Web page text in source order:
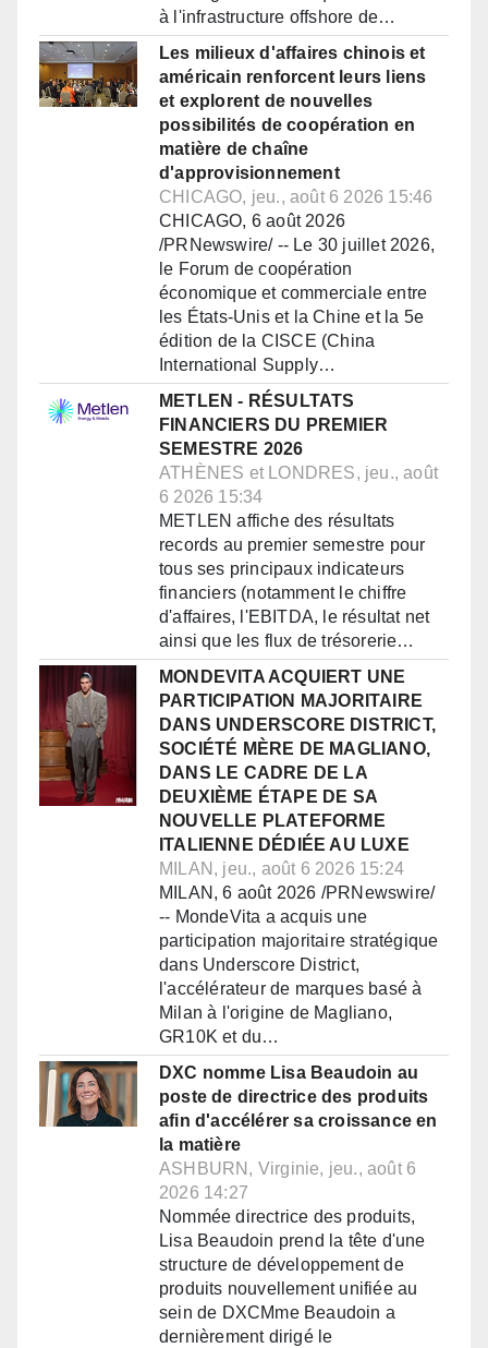
à l'infrastructure offshore de…
Les milieux d'affaires chinois et
américain renforcent leurs liens
et explorent de nouvelles
possibilités de coopération en
matière de chaîne
d'approvisionnement
CHICAGO, jeu., août 6 2026 15:46
CHICAGO, 6 août 2026
/PRNewswire/ -- Le 30 juillet 2026,
le Forum de coopération
économique et commerciale entre
les États-Unis et la Chine et la 5e
édition de la CISCE (China
International Supply…
METLEN - RÉSULTATS
FINANCIERS DU PREMIER
SEMESTRE 2026
ATHÈNES et LONDRES, jeu., août
6 2026 15:34
METLEN affiche des résultats
records au premier semestre pour
tous ses principaux indicateurs
financiers (notamment le chiffre
d'affaires, l'EBITDA, le résultat net
ainsi que les flux de trésorerie…
MONDEVITA ACQUIERT UNE
PARTICIPATION MAJORITAIRE
DANS UNDERSCORE DISTRICT,
SOCIÉTÉ MÈRE DE MAGLIANO,
DANS LE CADRE DE LA
DEUXIÈME ÉTAPE DE SA
NOUVELLE PLATEFORME
ITALIENNE DÉDIÉE AU LUXE
MILAN, jeu., août 6 2026 15:24
MILAN, 6 août 2026 /PRNewswire/
-- MondeVita a acquis une
participation majoritaire stratégique
dans Underscore District,
l'accélérateur de marques basé à
Milan à l'origine de Magliano,
GR10K et du…
DXC nomme Lisa Beaudoin au
poste de directrice des produits
afin d'accélérer sa croissance en
la matière
ASHBURN, Virginie, jeu., août 6
2026 14:27
Nommée directrice des produits,
Lisa Beaudoin prend la tête d'une
structure de développement de
produits nouvellement unifiée au
sein de DXCMme Beaudoin a
dernièrement dirigé le